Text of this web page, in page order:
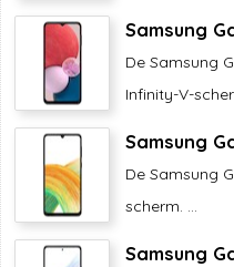
Samsung
De Samsung
Infinity-V-
Samsung
De Samsung
scherm. ...
Samsung